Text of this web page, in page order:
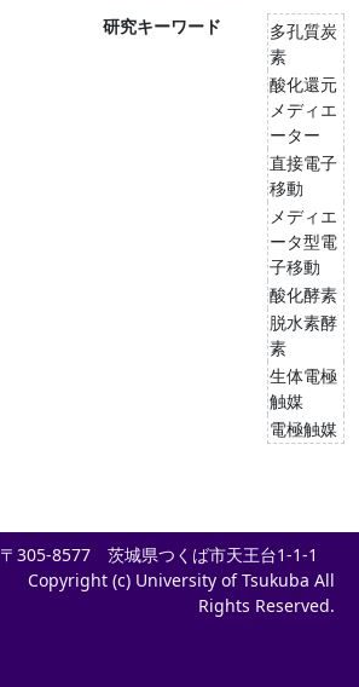
研究キーワード
多孔質炭
素
酸化還元
メディエ
ーター
直接電子
移動
メディエ
ータ型電
子移動
酸化酵素
脱水素酵
素
生体電極
触媒
電極触媒
〒305-8577 茨城県つくば市天王台1-1-1
Copyright (c) University of Tsukuba All
Rights Reserved.